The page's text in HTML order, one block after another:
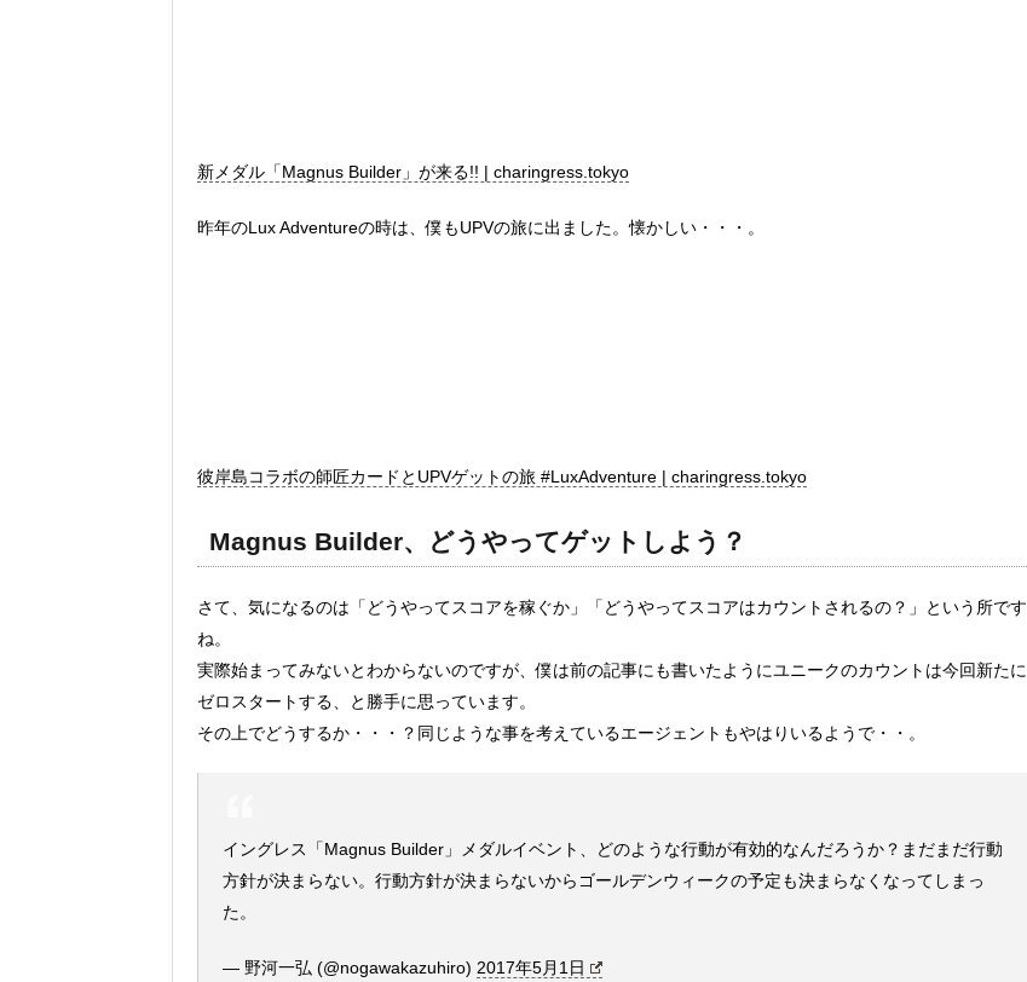
新メダル「Magnus Builder」が来る!! | charingress.tokyo
昨年のLux Adventureの時は、僕もUPVの旅に出ました。懐かしい・・・。
彼岸島コラボの師匠カードとUPVゲットの旅 #LuxAdventure | charingress.tokyo
Magnus Builder、どうやってゲットしよう？
さて、気になるのは「どうやってスコアを稼ぐか」「どうやってスコアはカウントされるの？」という所です
ね。
実際始まってみないとわからないのですが、僕は前の記事にも書いたようにユニークのカウントは今回新たに
ゼロスタートする、と勝手に思っています。
その上でどうするか・・・？同じような事を考えているエージェントもやはりいるようで・・。
イングレス「Magnus Builder」メダルイベント、どのような行動が有効的なんだろうか？まだまだ行動
方針が決まらない。行動方針が決まらないからゴールデンウィークの予定も決まらなくなってしまっ
た。
— 野河一弘 (@nogawakazuhiro) 2017年5月1日